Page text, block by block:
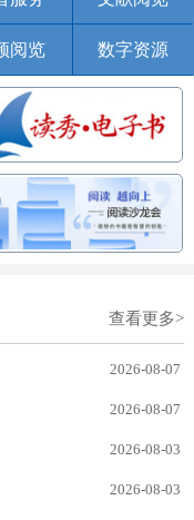
阅览 数字资源
查看更多>
2026-08-07
2026-08-07
2026-08-03
2026-08-03